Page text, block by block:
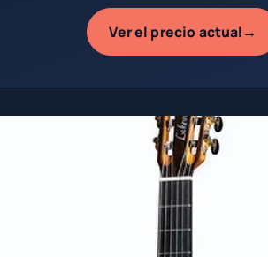
Ver el precio actual→